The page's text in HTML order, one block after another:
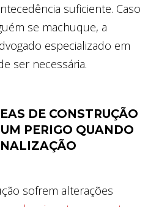
suficiente. Caso
se machuque, a
especializado em
ser necessária.
DE CONSTRUÇÃO
PERIGO QUANDO
sofrem alterações